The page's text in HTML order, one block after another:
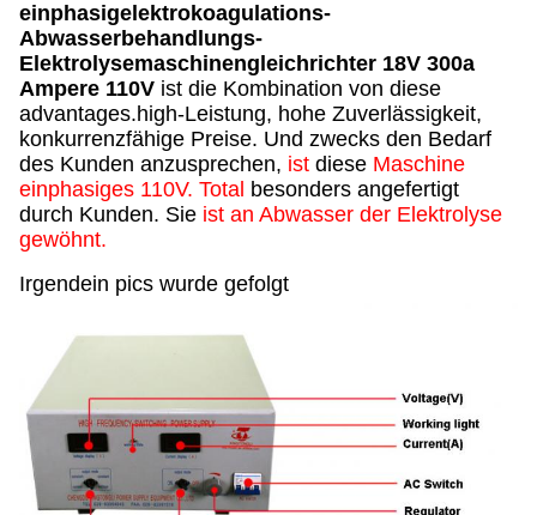
einphasigelektrokoagulations-
Abwasserbehandlungs-
Elektrolysemaschinengleichrichter 18V 300a
Ampere 110V ist die Kombination von diese
advantages.high-Leistung, hohe Zuverlässigkeit,
konkurrenzfähige Preise. Und zwecks den Bedarf
des Kunden anzusprechen, ist diese Maschine
einphasiges 110V. Total besonders angefertigt
durch Kunden. Sie ist an Abwasser der Elektrolyse
gewöhnt.
Irgendein pics wurde gefolgt